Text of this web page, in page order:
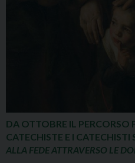
DA OTTOBRE IL PERCORSO
CATECHISTE E I CATECHISTI
ALLA FEDE ATTRAVERSO LE